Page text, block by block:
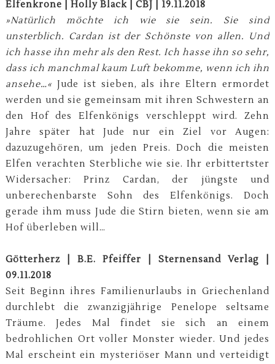
Elfenkrone | Holly Black | CBJ | 19.11.2018
»Natürlich möchte ich wie sie sein. Sie sind
unsterblich. Cardan ist der Schönste von allen. Und
ich hasse ihn mehr als den Rest. Ich hasse ihn so sehr,
dass ich manchmal kaum Luft bekomme, wenn ich ihn
ansehe…«Jude ist sieben, als ihre Eltern ermordet
werden und sie gemeinsam mit ihren Schwestern an
den Hof des Elfenkönigs verschleppt wird. Zehn
Jahre später hat Jude nur ein Ziel vor Augen:
dazuzugehören, um jeden Preis. Doch die meisten
Elfen verachten Sterbliche wie sie. Ihr erbittertster
Widersacher: Prinz Cardan, der jüngste und
unberechenbarste Sohn des Elfenkönigs. Doch
gerade ihm muss Jude die Stirn bieten, wenn sie am
Hof überleben will…
Götterherz | B.E. Pfeiffer | Sternensand Verlag |
09.11.2018
Seit Beginn ihres Familienurlaubs in Griechenland
durchlebt die zwanzigjährige Penelope seltsame
Träume. Jedes Mal findet sie sich an einem
bedrohlichen Ort voller Monster wieder. Und jedes
Mal erscheint ein mysteriöser Mann und verteidigt